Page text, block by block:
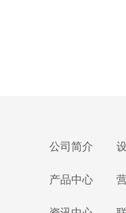
公司简介
产品中心